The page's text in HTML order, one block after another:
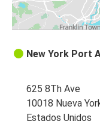
New York Port
625 8Th Ave
10018 Nueva
Estados Unidos